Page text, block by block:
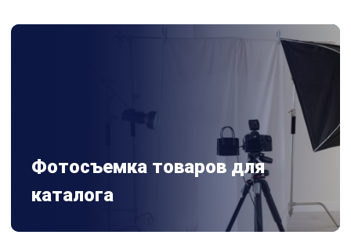
Фотосъемка товаров для
каталога